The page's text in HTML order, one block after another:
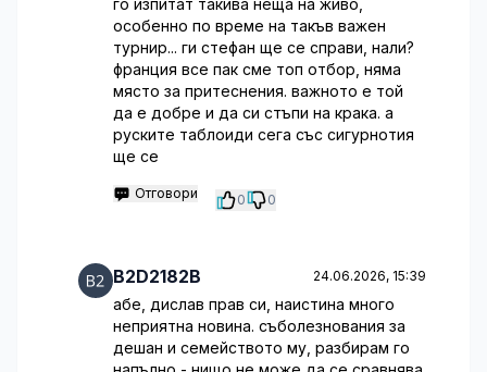
го изпитат такива неща на живо,
особенно по време на такъв важен
турнир... ги стефан ще се справи, нали?
франция все пак сме топ отбор, няма
място за притеснения. важното е той
да е добре и да си стъпи на крака. а
руските таблоиди сега със сигурнотия
ще се
Отговори 0 0
B2D2182B 24.06.2026, 15:39
абе, дислав прав си, наистина много
неприятна новина. съболезнования за
дешан и семейството му, разбирам го